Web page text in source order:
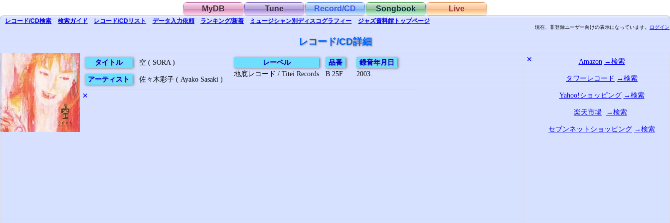
MyDB Tune Record/CD Songbook Live
レコード/CD検索 検索ガイド レコード/CDリスト データ入力依頼 ランキング/新着 ミュージシャン別ディスコグラフィー ジャズ資料館トップページ
現在、非登録ユーザー向けの表示になっています。 ログイン
レコード/CD詳細
タイトル 空 ( SORA )
アーティスト 佐々木彩子 ( Ayako Sasaki )
レーベル
地底レコード / Titei Records
品番
B 25F
録音年月日
2003.
✕
✕ Amazon →検索
タワーレコード →検索
Yahoo!ショッピング →検索
楽天市場 →検索
セブンネットショッピング →検索